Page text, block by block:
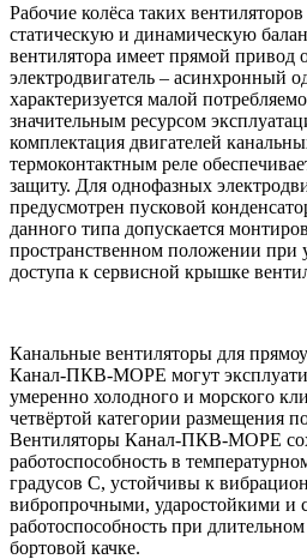
Рабочие колёса таких
статическую и динамическую
вентилятора имеет прямой привод
электродвигатель – асинхронный
характеризуется малой
значительным ресурсом
комплектация двигателей
термоконтактным реле
защиту. Для однофазных
предусмотрен пусковой
данного типа допускается
пространственном положении при
доступа к сервисной крышке
Канальные вентиляторы для
Канал-ПКВ-МОРЕ могут
умеренно холодного и морского
четвёртой категории размещения
Вентиляторы Канал-ПКВ-МОРЕ
работоспособность в
градусов С, устойчивы к
вибропрочными, ударостойкими и
работоспособность при
бортовой качке.